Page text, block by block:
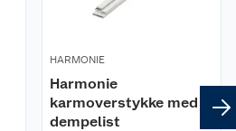
HARMONIE
Harmonie
karmoverstykke med
dempelist